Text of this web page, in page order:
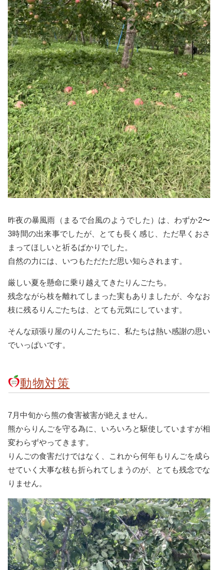
昨夜の暴風雨（まるで台風のようでした）は、わずか2〜
3時間の出来事でしたが、とても長く感じ、ただ早くおさ
まってほしいと祈るばかりでした。
自然の力には、いつもただただ思い知らされます。
厳しい夏を懸命に乗り越えてきたりんごたち。
残念ながら枝を離れてしまった実もありましたが、今なお
枝に残るりんごたちは、とても元気にしています。
そんな頑張り屋のりんごたちに、私たちは熱い感謝の思い
でいっぱいです。
動物対策
7月中旬から熊の食害被害が絶えません。
熊からりんごを守る為に、いろいろと駆使していますが相
変わらずやってきます。
りんごの食害だけではなく、これから何年もりんごを成ら
せていく大事な枝も折られてしまうのが、とても残念でな
りません。